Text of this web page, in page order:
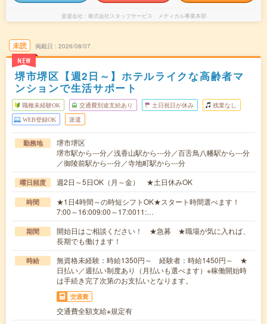
派遣会社 株式会社スタッフサービス メディカル事業本部
未読
NEW
掲載日 2026/08/07
堺市堺区【週2日～】ホテルライクな高齢者マ
ンションで生活サポート
職種未経験OK 交通費別途支給あり 土日祝日が休み 残業なし
WEB登録OK 派遣
勤務地
堺市堺区
堺市駅から---分／浅香山駅から---分／百舌鳥八幡駅から---分
／御陵前駅から---分／寺地町駅から---分
曜日頻度 週2日～5日OK（月～金） ★土日休みOK
時間
★1日4時間～の時短シフトOK★スタート時間選べます！
7:00～16:009:00～17:0011:…
期間
開始日はご相談ください！ ★急募 ★職場が気に入れば、
長期でも働けます！
時給
無資格未経験：時給1350円～ 経験者：時給1450円～ ★
日払い／週払い制度あり（月払いも選べます）※稼働開始時
は手続き完了次第のお支払いとなります。
交通費
交通費全額支給※規定有